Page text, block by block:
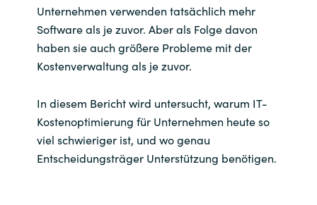
Unternehmen verwenden tatsächlich mehr
Software als je zuvor. Aber als Folge davon
haben sie auch größere Probleme mit der
Kostenverwaltung als je zuvor.
In diesem Bericht wird untersucht, warum IT-
Kostenoptimierung für Unternehmen heute so
viel schwieriger ist, und wo genau
Entscheidungsträger Unterstützung benötigen.